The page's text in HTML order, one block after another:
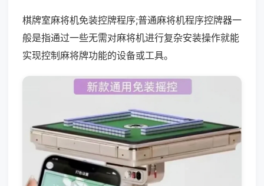
棋牌室麻将机免装控牌程序;普通麻将机程序控牌器一
般是指通过一些无需对麻将机进行复杂安装操作就能
实现控制麻将牌功能的设备或工具。